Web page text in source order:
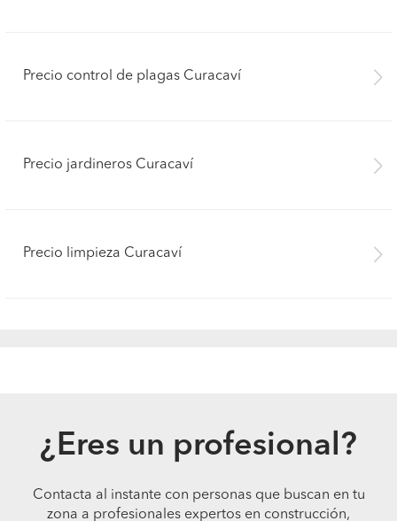
Precio control de plagas Curacaví
Precio jardineros Curacaví
Precio limpieza Curacaví
¿Eres un profesional?
Contacta al instante con personas que buscan en tu
zona a profesionales expertos en construcción,